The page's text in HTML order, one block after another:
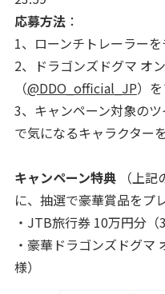
応募方法：
1、ローンチトレーラーを
2、ドラゴンズドグマ オ
（@DDO_official_JP）を
3、キャンペーン対象の
で気になるキャラクター
キャンペーン特典（上記
に、抽選で豪華賞品をプ
・JTB旅行券 10万円分（3
・豪華ドラゴンズドグマ
様）